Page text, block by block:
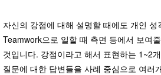
자신의 강점에 대해 설명할 때에도 개인
Teamwork으로 일할 때 측면 등에서 보여
것입니다. 강점이라고 해서 표현하는 1~2
질문에 대한 답변들을 사례 중심으로 여러